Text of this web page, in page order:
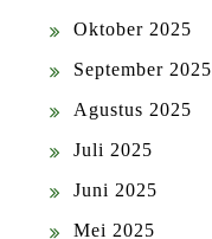
Oktober 2025
September 2025
Agustus 2025
Juli 2025
Juni 2025
Mei 2025